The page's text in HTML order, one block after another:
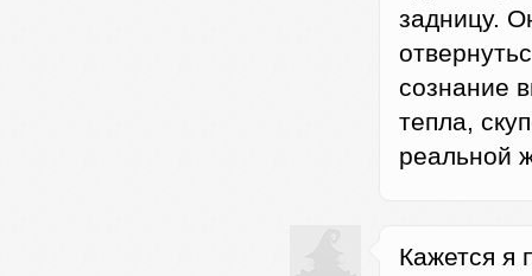
задницу.
сознание
тепла,
реальной
Кажется я